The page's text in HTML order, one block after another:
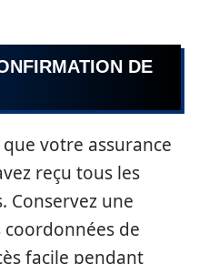
DE
votre assurance
reçu tous les
Conservez une
coordonnées de
facile pendant